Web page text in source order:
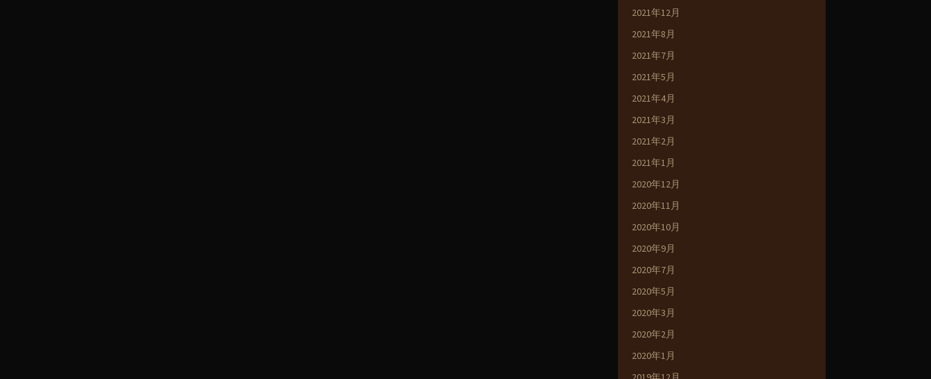
2021年12月
2021年8月
2021年7月
2021年5月
2021年4月
2021年3月
2021年2月
2021年1月
2020年12月
2020年11月
2020年10月
2020年9月
2020年7月
2020年5月
2020年3月
2020年2月
2020年1月